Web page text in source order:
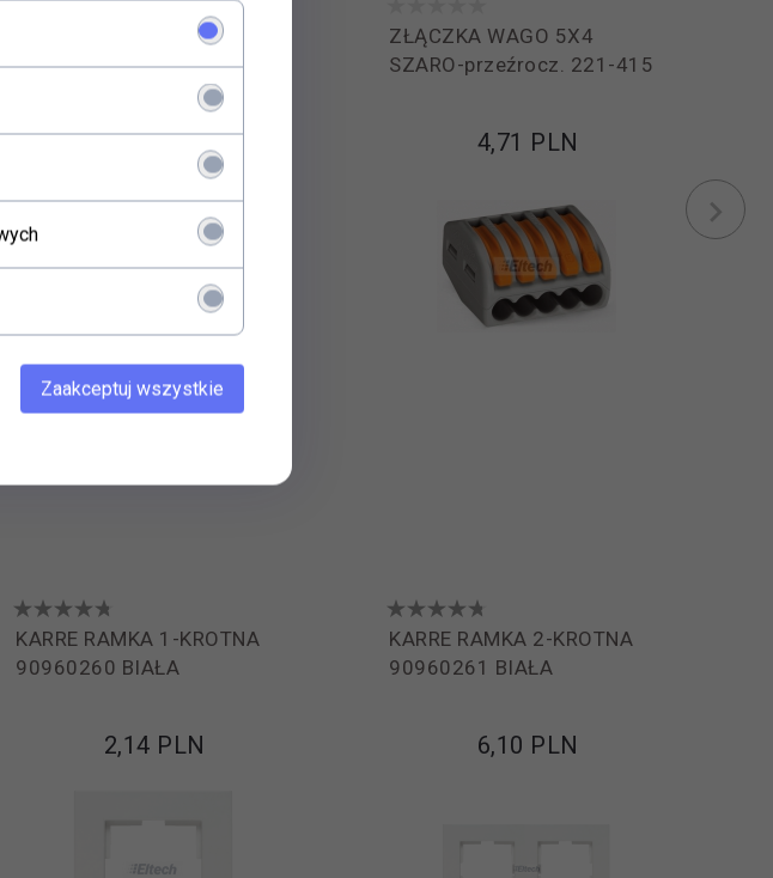
ZŁĄCZKA WAGO 2X2,5
PRZEZROCZ./POMAR 2273-
1,11 PLN
ZŁĄCZKA WAGO 5X4
SZARO-przeźrocz. 221-415
4,71 PLN
KARRE RAMKA 1-KROTNA
90960260 BIAŁA
2,14 PLN
KARRE RAMKA 2-KROTNA
90960261 BIAŁA
6,10 PLN
Zaakceptuj wszystkie